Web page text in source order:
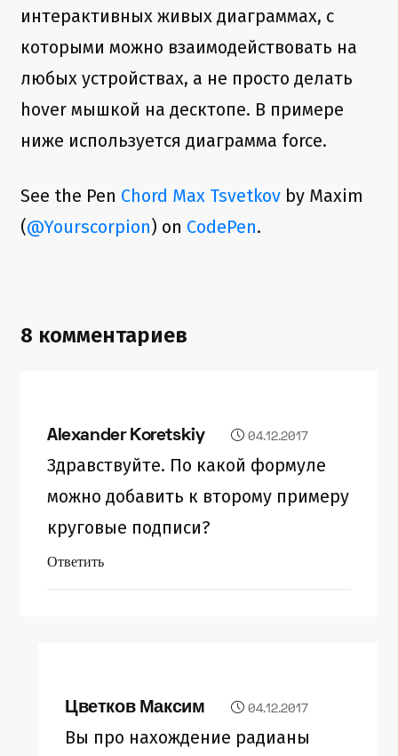
интерактивных живых диаграммах, с
которыми можно взаимодействовать на
любых устройствах, а не просто делать
hover мышкой на десктопе. В примере
ниже используется диаграмма force.
See the Pen Chord Max Tsvetkov by Maxim
(@Yourscorpion) on CodePen.
8 комментариев
Alexander Koretskiy 04.12.2017
Здравствуйте. По какой формуле
можно добавить к второму примеру
круговые подписи?
Ответить
Цветков Максим 04.12.2017
Вы про нахождение радианы